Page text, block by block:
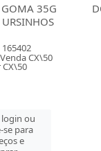
MASTIGAVEL
SORTIDA
165444
Venda PT\1
CM\33
login ou
se para
e